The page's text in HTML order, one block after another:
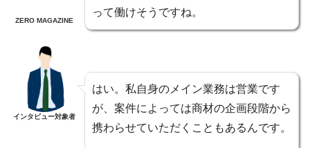
ZERO MAGAZINE
って働けそうですね。
インタビュー対象者
はい。私自身のメイン業務は営業です
が、案件によっては商材の企画段階から
携わらせていただくこともあるんです。